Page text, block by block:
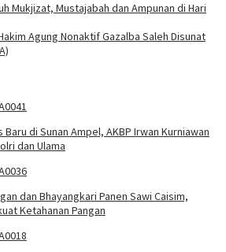
Mukjizat, Mustajabah dan Ampunan di Hari
Agung Nonaktif Gazalba Saleh Disunat
di Sunan Ampel, AKBP Irwan Kurniawan
dan Ulama
dan Bhayangkari Panen Sawi Caisim,
Ketahanan Pangan